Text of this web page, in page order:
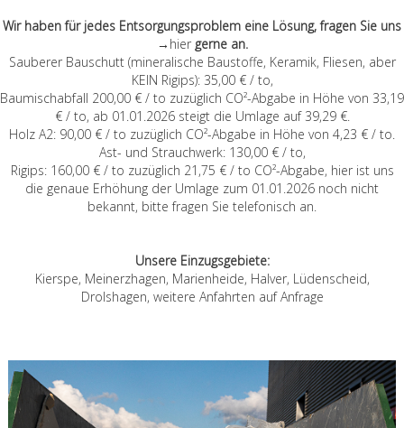
Wir haben für jedes Entsorgungsproblem eine Lösung, fragen Sie uns
→hier gerne an.
Sauberer Bauschutt (mineralische Baustoffe, Keramik, Fliesen, aber
KEIN Rigips): 35,00 € / to,
Baumischabfall 200,00 € / to zuzüglich CO²-Abgabe in Höhe von 33,19
€ / to, ab 01.01.2026 steigt die Umlage auf 39,29 €.
Holz A2: 90,00 € / to zuzüglich CO²-Abgabe in Höhe von 4,23 € / to.
Ast- und Strauchwerk: 130,00 € / to,
Rigips: 160,00 € / to zuzüglich 21,75 € / to CO²-Abgabe, hier ist uns
die genaue Erhöhung der Umlage zum 01.01.2026 noch nicht
bekannt, bitte fragen Sie telefonisch an.
Unsere Einzugsgebiete:
Kierspe, Meinerzhagen, Marienheide, Halver, Lüdenscheid,
Drolshagen, weitere Anfahrten auf Anfrage